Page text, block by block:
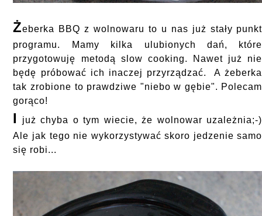
Żeberka BBQ z wolnowaru to u nas już stały punkt
programu. Mamy kilka ulubionych dań, które
przygotowuję metodą slow cooking. Nawet już nie
będę próbować ich inaczej przyrządzać. A żeberka
tak zrobione to prawdziwe "niebo w gębie". Polecam
gorąco!
I
już chyba o tym wiecie, że wolnowar uzależnia;-)
Ale jak tego nie wykorzystywać skoro jedzenie samo
się robi...